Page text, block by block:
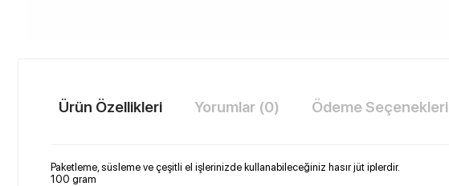
Ürün Özellikleri Yorumlar (0) Ödeme Seçenekleri
Paketleme, süsleme ve çeşitli el işlerinizde kullanabileceğiniz hasır jüt iplerdir.
100 gram